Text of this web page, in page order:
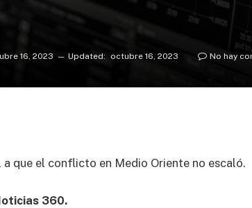
16, 2023 Updated: octubre 16, 2023 No hay
a que el conflicto en Medio Oriente no escaló.
360.